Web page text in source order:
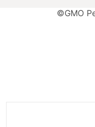
©GMO